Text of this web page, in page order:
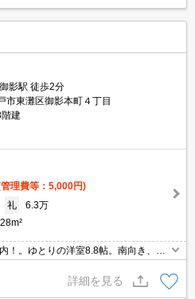
影駅 徒歩2分
市東灘区御影本町４丁目
建
理費等：5,000円)
礼
6.3万
28m²
！。ゆとりの洋室8.8帖。南向き、オ
・エレベーター付RCマンション!。
ぜひお問い合わせください!。
詳細を見る